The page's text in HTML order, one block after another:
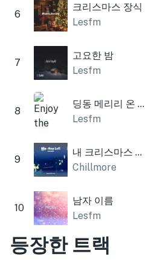
6
크리스마스 장식
Lesfm
7
고요한 밤
Lesfm
8
딩동 메리리 온 하이(크리스마스 종소리)
Lesfm
9
내 크리스마스 비트
Chillmore
10
남자 이름
Lesfm
등장한 트랙